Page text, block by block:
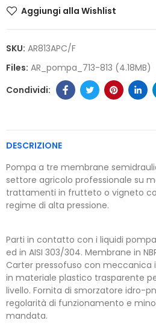
Aggiungi alla Wishlist
SKU: AR813APC/F
Files: AR_pompa_713-813 (4.18MB)
DESCRIZIONE
Pompa a tre membrane
settore agricolo professionale su
trattamenti in frutteto o vigneto
regime di alta pressione.
Parti in contatto con i liquidi
ed in AISI 303/304. Membrane in
Carter pressofuso con meccanica
in materiale plastico trasparente
livello. Fornita di smorzatore idro-
regolarità di funzionamento e
mandata.